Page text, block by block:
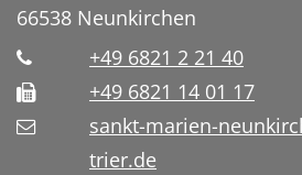
66538 Neunkirchen
+49 6821 2 21 40
+49 6821 14 01 17
sankt-marien-
trier.de